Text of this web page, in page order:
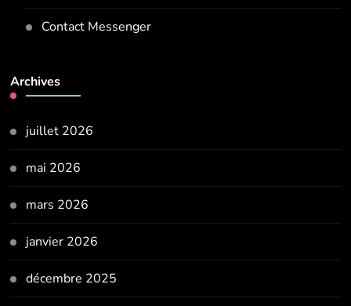
Contact Messenger
Archives
juillet 2026
mai 2026
mars 2026
janvier 2026
décembre 2025